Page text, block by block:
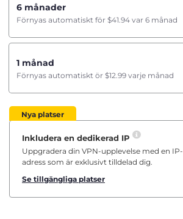
6 månader
Förnyas automatiskt för $41.94 var 6 månad
1 månad
Förnyas automatiskt ör $12.99 varje månad
Nya platser
Inkludera en dedikerad IP
Uppgradera din VPN-upplevelse med en IP-
adress som är exklusivt tilldelad dig.
Se tillgängliga platser